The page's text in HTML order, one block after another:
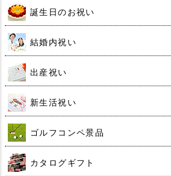
誕生日のお祝い
結婚内祝い
出産祝い
新生活祝い
ゴルフコンペ景品
カタログギフト